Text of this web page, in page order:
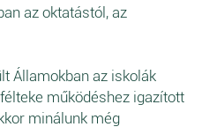
az oktatástól, az
Államokban az iskolák
működéshez igazított
minálunk még